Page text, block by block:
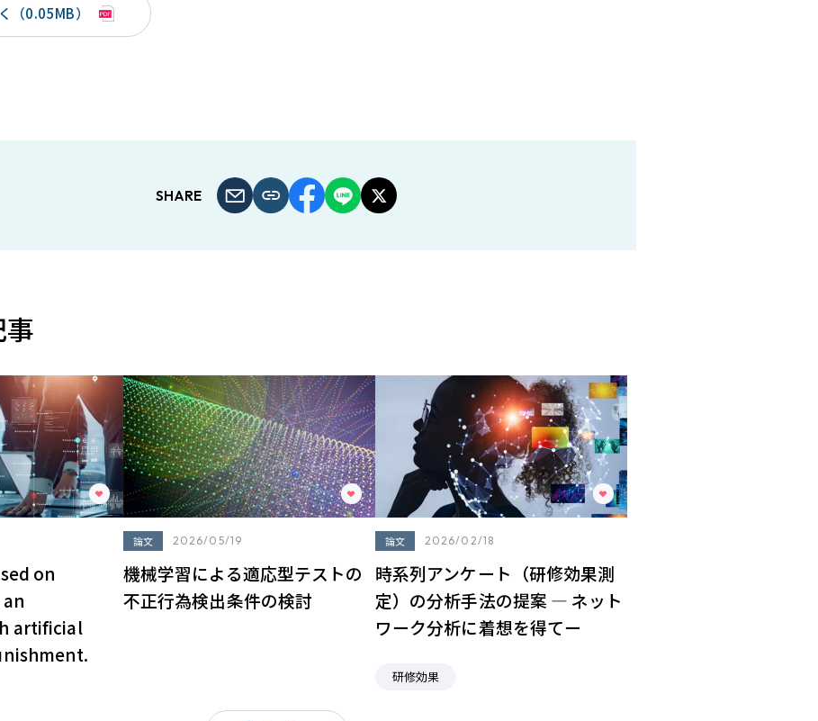
（0.05MB）
SHARE
on
artificial
論文 2026/05/19
機械学習による適応型テストの
不正行為検出条件の検討
論文 2026/02/18
時系列アンケート（研修効果測
定）の分析⼿法の提案 ― ネット
ワーク分析に着想を得てー
研修効果